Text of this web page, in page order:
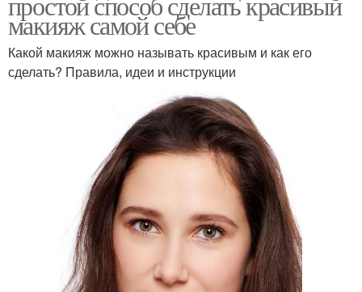
макияж самой себе
Какой макияж можно называть красивым и как его
сделать? Правила, идеи и инструкции